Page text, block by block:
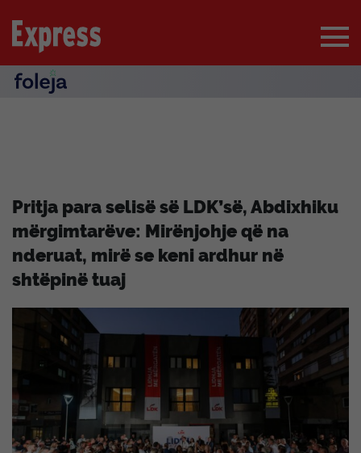
Pritja para selisë së LDK’së, Abdixhiku
mërgimtarëve: Mirënjohje që na
nderuat, mirë se keni ardhur në
shtëpinë tuaj